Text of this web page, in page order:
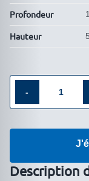
Profondeur
Hauteur
Description